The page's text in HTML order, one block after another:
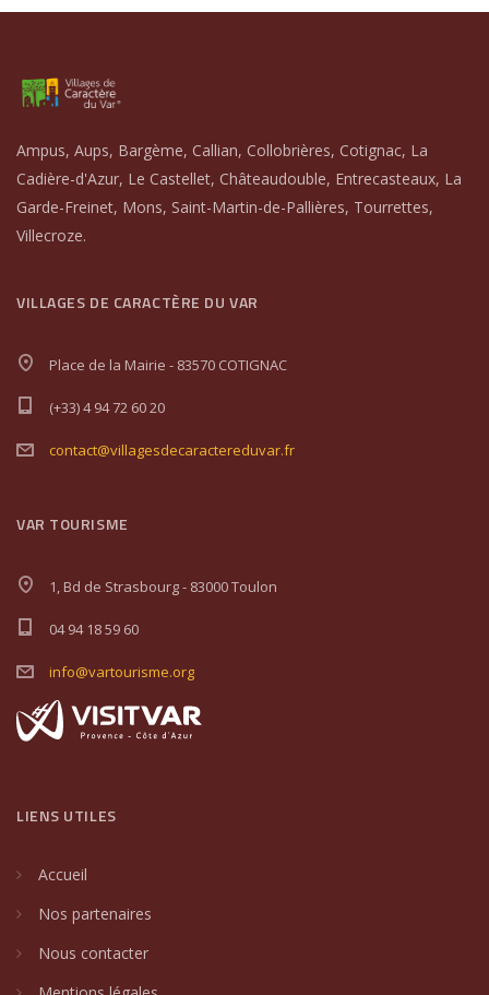
Ampus, Aups, Bargème, Callian, Collobrières, Cotignac, La
Cadière-d'Azur, Le Castellet, Châteaudouble, Entrecasteaux, La
Garde-Freinet, Mons, Saint-Martin-de-Pallières, Tourrettes,
Villecroze.
VILLAGES DE CARACTÈRE DU VAR
Place de la Mairie - 83570 COTIGNAC
(+33) 4 94 72 60 20
contact@villagesdecaractereduvar.fr
VAR TOURISME
1, Bd de Strasbourg - 83000 Toulon
04 94 18 59 60
info@vartourisme.org
LIENS UTILES
Accueil
Nos partenaires
Nous contacter